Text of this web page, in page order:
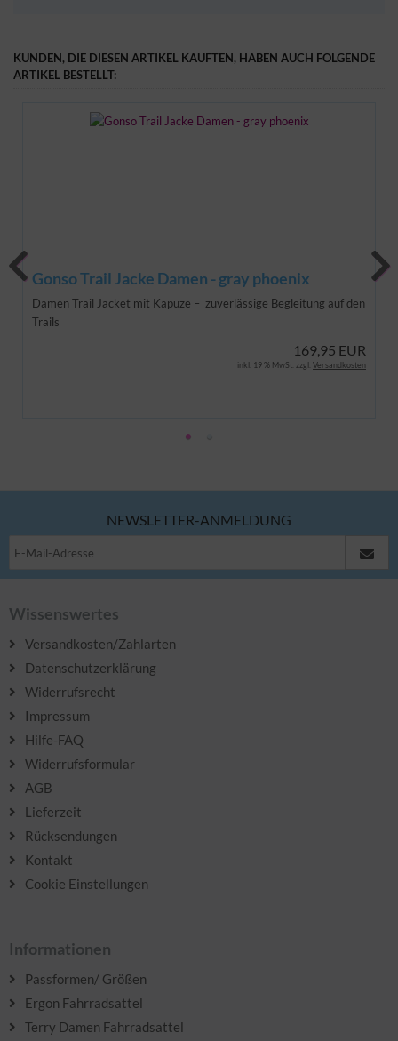
KUNDEN, DIE DIESEN ARTIKEL KAUFTEN, HABEN AUCH FOLGENDE
ARTIKEL BESTELLT:
Gonso Trail Jacke Damen - gray phoenix
Damen Trail Jacket mit Kapuze – zuverlässige Begleitung auf den
Trails
169,95 EUR
inkl. 19 % MwSt. zzgl. Versandkosten
NEWSLETTER-ANMELDUNG
Wissenswertes
Versandkosten/Zahlarten
Datenschutzerklärung
Widerrufsrecht
Impressum
Hilfe-FAQ
Widerrufsformular
AGB
Lieferzeit
Rücksendungen
Kontakt
Cookie Einstellungen
Informationen
Passformen/ Größen
Ergon Fahrradsattel
Terry Damen Fahrradsattel